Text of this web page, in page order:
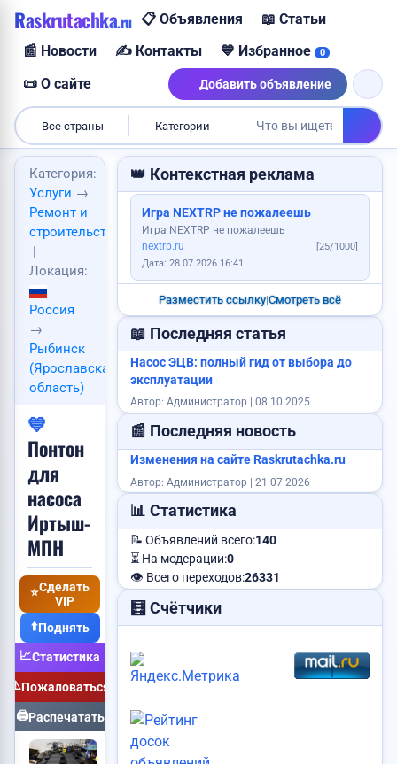
Куплю авто
Продам авто
Куплю дом
Продам дом
Сдам квартиру
Ищу работу
Требуется менеджер
Сделаю сайт Найден паспорт
Куплю видеокарту
Куплю корову
Продам корову
Услуги каменщика
Услуги юриста
Требуется повар
Пропала собака
Raskrutachka.ru 📋 Объявления
📖 Статьи
📰 Новости
✍️ Контакты 💙 Избранное 0
📜 О сайте Добавить объявление
Все страны Категории
Категория:
Услуги →
Ремонт и
строительство
|
Локация:
Россия
→
Рыбинск
(Ярославская
область)
💙
Понтон
для
насоса
Иртыш-
МПН
⭐Сделать
VIP
⬆️Поднять
📈Статистика
⚠️Пожаловаться
🖨️Распечатать
Статус: Публикуется
👑 Контекстная реклама
Игра NEXTRP не пожалеешь
Игра NEXTRP не пожалеешь
nextrp.ru
[25/1000]
Дата: 28.07.2026 16:41
Разместить ссылку|Смотреть всё
📖 Последняя статья
Насос ЭЦВ: полный гид от выбора до
эксплуатации
Автор: Администратор | 08.10.2025
📰 Последняя новость
Изменения на сайте Raskrutachka.ru
Автор: Администратор | 21.07.2026
📊 Статистика
📝 Объявлений всего:140
⏳ На модерации:0
👁️ Всего переходов:26331
🧮 Счётчики